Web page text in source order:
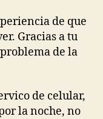
de que
Gracias a tu
de la
de celular,
la noche, no